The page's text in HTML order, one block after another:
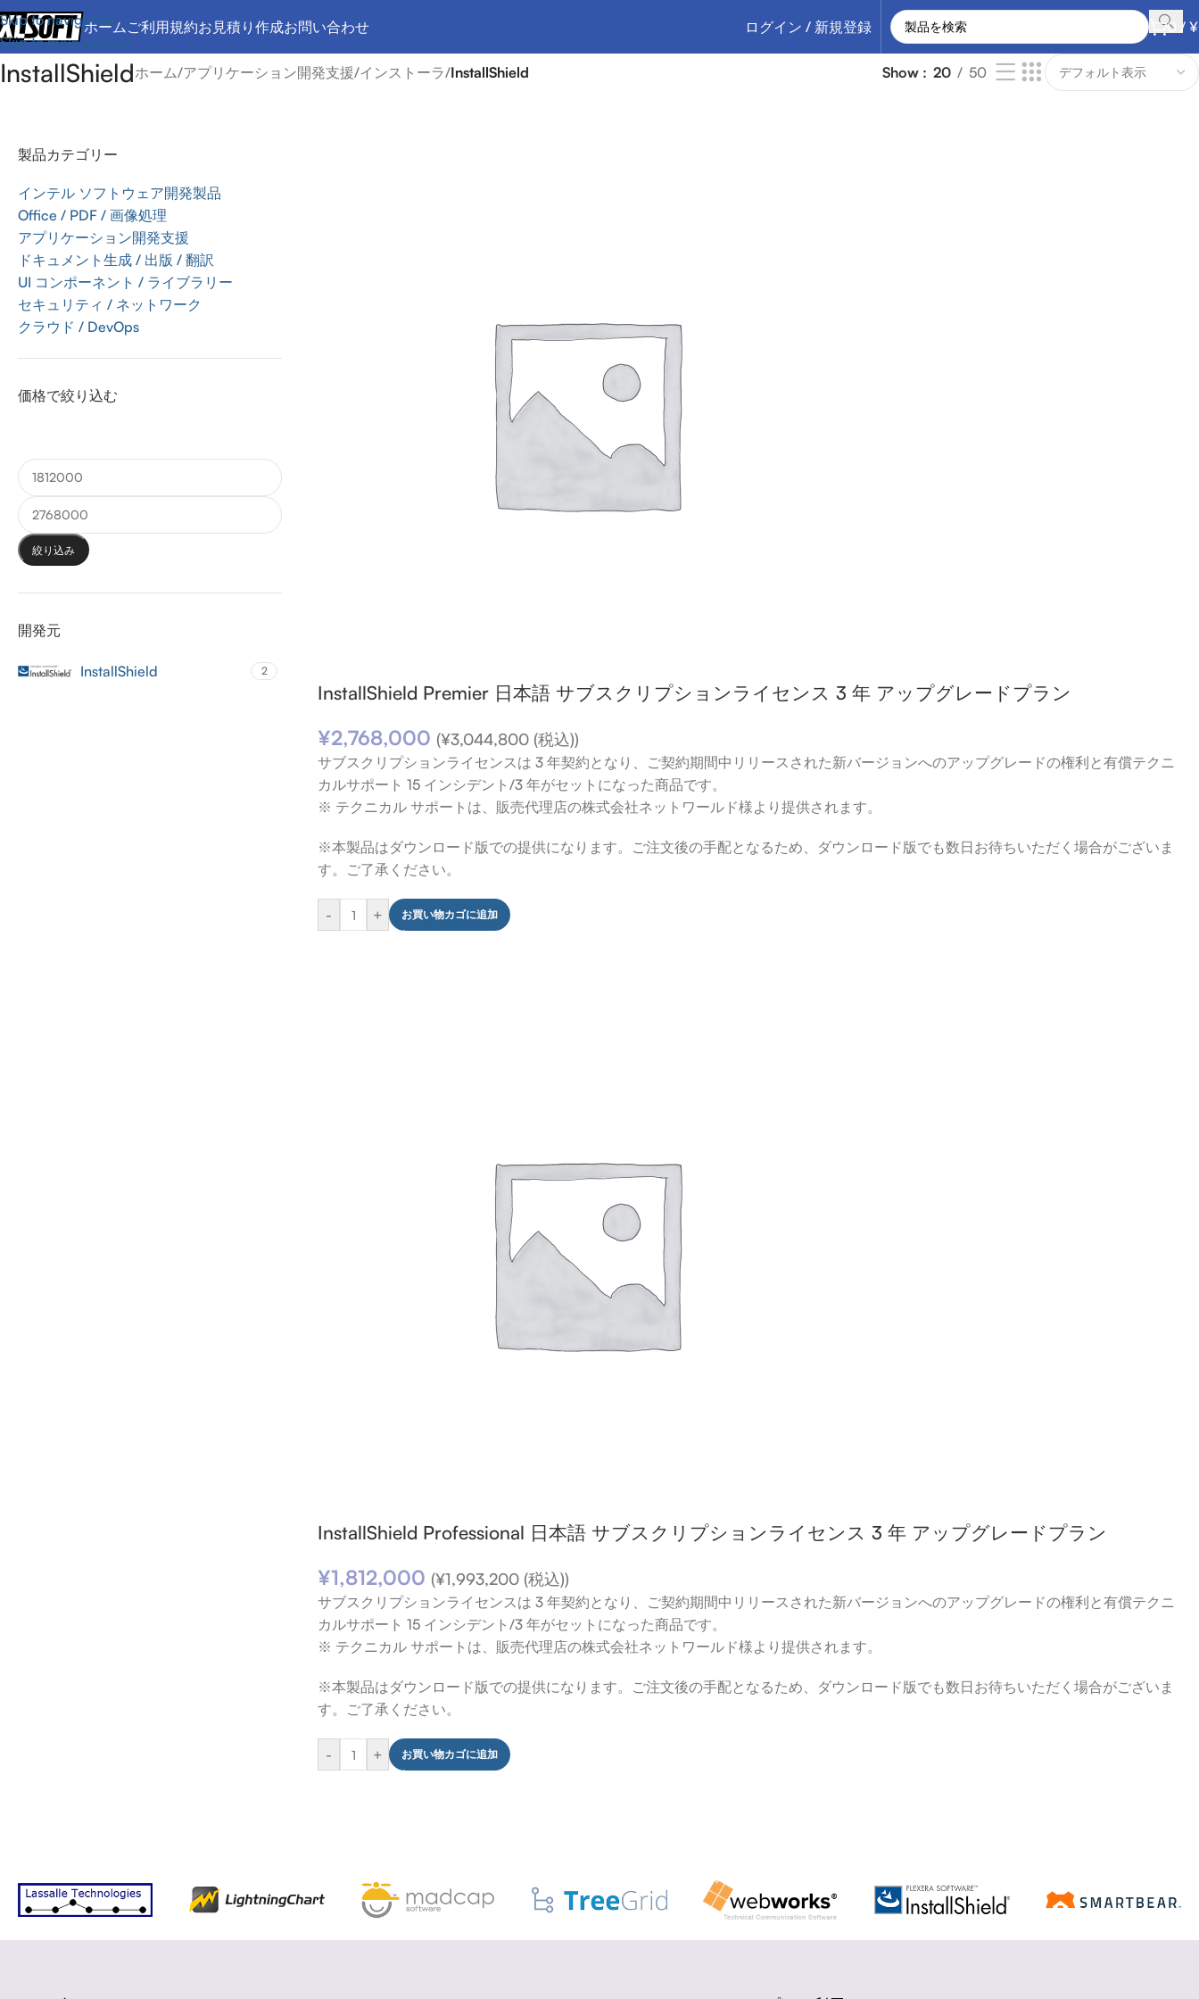
Skip to navigation
Skip to main content
ホーム ご利用規約お見積り作成お問い合わせ ログイン / 新規登録 0 / ¥
InstallShieldホーム/アプリケーション開発支援/インストーラ/InstallShield Show 20 50
製品カテゴリー
インテル ソフトウェア開発製品
Office / PDF / 画像処理
アプリケーション開発支援
ドキュメント生成 / 出版 / 翻訳
UI コンポーネント / ライブラリー
セキュリティ / ネットワーク
クラウド / DevOps
価格で絞り込む
絞り込み
開発元
InstallShield 2
InstallShield Premier 日本語 サブスクリプションライセンス 3 年 アップグレードプラン
¥2,768,000 (¥3,044,800 (税込))
サブスクリプションライセンスは 3 年契約となり、ご契約期間中リリースされた新バージョンへのアップグレードの権利と有償テクニ
カルサポート 15 インシデント/3 年がセットになった商品です。
※ テクニカル サポートは、販売代理店の株式会社ネットワールド様より提供されます。
※本製品はダウンロード版での提供になります。ご注文後の手配となるため、ダウンロード版でも数日お待ちいただく場合がございま
す。ご了承ください。
- + お買い物カゴに追加
InstallShield Professional 日本語 サブスクリプションライセンス 3 年 アップグレードプラン
¥1,812,000 (¥1,993,200 (税込))
サブスクリプションライセンスは 3 年契約となり、ご契約期間中リリースされた新バージョンへのアップグレードの権利と有償テクニ
カルサポート 15 インシデント/3 年がセットになった商品です。
※ テクニカル サポートは、販売代理店の株式会社ネットワールド様より提供されます。
※本製品はダウンロード版での提供になります。ご注文後の手配となるため、ダウンロード版でも数日お待ちいただく場合がございま
す。ご了承ください。
- + お買い物カゴに追加